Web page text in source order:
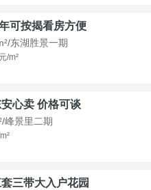
可按揭看房方便
东湖胜景一期
/m²
心卖 价格可谈
峰景里二期
三带大入户花园